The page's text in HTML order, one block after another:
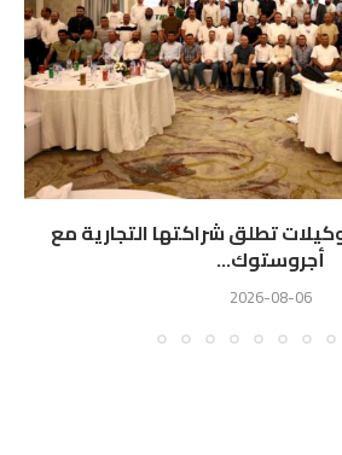
تطلق شراكتها التجارية مع
أجروستوك...
2026-08-06